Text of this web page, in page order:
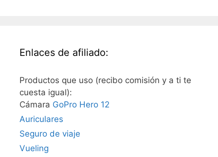
Enlaces de afiliado:
Productos que uso (recibo comisión y a ti te
cuesta igual):
Cámara GoPro Hero 12
Auriculares
Seguro de viaje
Vueling